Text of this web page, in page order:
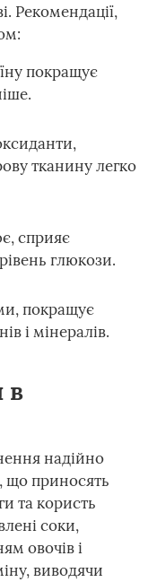
Рекомендації,
покращує
тканину легко
сприяє
глюкози.
покращує
і мінералів.
в
надійно
що приносять
та користь
соки,
овочів і
виводячи